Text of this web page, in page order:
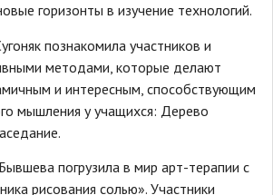
горизонты в изучение технологий.
познакомила участников и
методами, которые делают
и интересным, способствующим
мышления у учащихся: Дерево
погрузила в мир арт-терапии с
рисования солью». Участники